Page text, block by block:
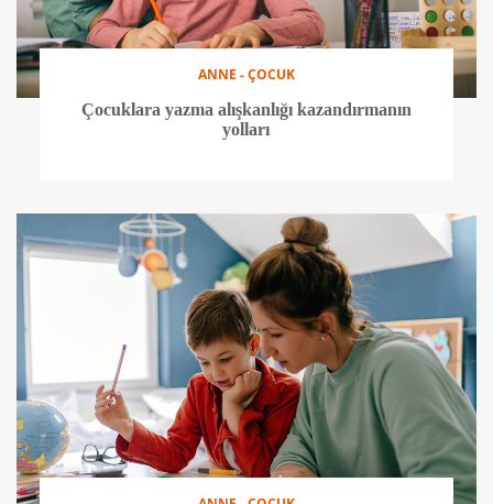
ANNE - ÇOCUK
Çocuklara yazma alışkanlığı kazandırmanın
yolları